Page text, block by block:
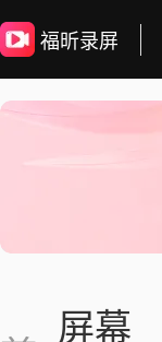
福昕录屏
屏幕